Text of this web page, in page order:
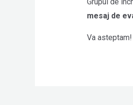
Grupul de
mesaj de
Va asteptam!